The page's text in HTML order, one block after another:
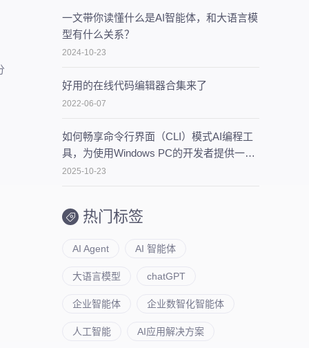
一文带你读懂什么是AI智能体，和大语言模
型有什么关系？
2024-10-23
好用的在线代码编辑器合集来了
2022-06-07
如何畅享命令行界面（CLI）模式AI编程工
具，为使用Windows PC的开发者提供一些
建议
2025-10-23
热门标签
AI Agent AI 智能体
大语言模型 chatGPT
企业智能体 企业数智化智能体
人工智能 AI应用解决方案